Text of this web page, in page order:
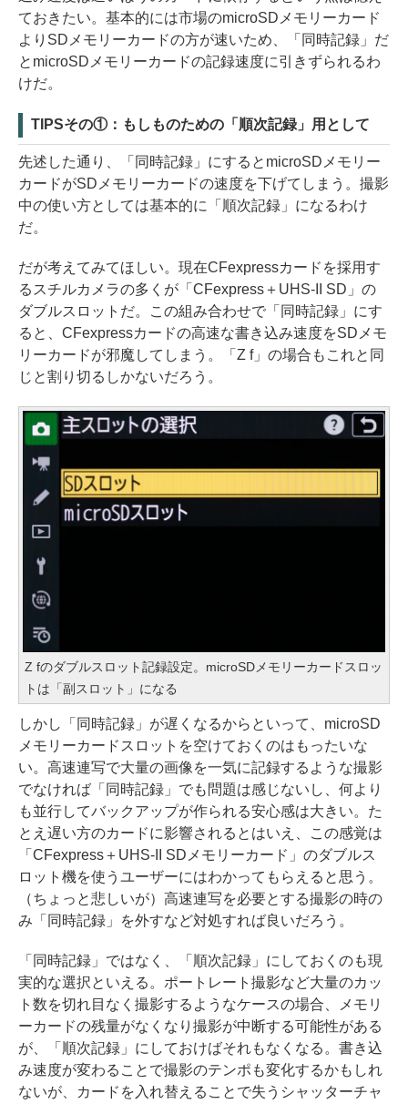
ておきたい。基本的には市場のmicroSDメモリーカード
よりSDメモリーカードの方が速いため、「同時記録」だ
とmicroSDメモリーカードの記録速度に引きずられるわ
けだ。
TIPSその①：もしものための「順次記録」用として
先述した通り、「同時記録」にするとmicroSDメモリー
カードがSDメモリーカードの速度を下げてしまう。撮影
中の使い方としては基本的に「順次記録」になるわけ
だ。
だが考えてみてほしい。現在CFexpressカードを採用す
るスチルカメラの多くが「CFexpress＋UHS-II SD」の
ダブルスロットだ。この組み合わせで「同時記録」にす
ると、CFexpressカードの高速な書き込み速度をSDメモ
リーカードが邪魔してしまう。「Z f」の場合もこれと同
じと割り切るしかないだろう。
Z fのダブルスロット記録設定。microSDメモリーカードスロッ
トは「副スロット」になる
しかし「同時記録」が遅くなるからといって、microSD
メモリーカードスロットを空けておくのはもったいな
い。高速連写で大量の画像を一気に記録するような撮影
でなければ「同時記録」でも問題は感じないし、何より
も並行してバックアップが作られる安心感は大きい。た
とえ遅い方のカードに影響されるとはいえ、この感覚は
「CFexpress＋UHS-II SDメモリーカード」のダブルス
ロット機を使うユーザーにはわかってもらえると思う。
（ちょっと悲しいが）高速連写を必要とする撮影の時の
み「同時記録」を外すなど対処すれば良いだろう。
「同時記録」ではなく、「順次記録」にしておくのも現
実的な選択といえる。ポートレート撮影など大量のカッ
ト数を切れ目なく撮影するようなケースの場合、メモリ
ーカードの残量がなくなり撮影が中断する可能性がある
が、「順次記録」にしておけばそれもなくなる。書き込
み速度が変わることで撮影のテンポも変化するかもしれ
ないが、カードを入れ替えることで失うシャッターチャ